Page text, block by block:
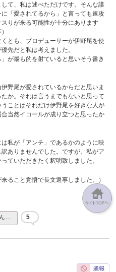
て、私は述べただけです。そんな誰
「愛されてるから」と言っても速攻
りが来る可能性が十分にあります
とも、プロデューサーが伊野尾を使
先だと私は考えました。
が最も的を射ていると思いそう書き
野尾が愛されているからだと思いま
か。それは言うまでもないと思って
ことはそれだけ伊野尾を好きな人が
当然イコールが成り立つと思ったか
私が「アンチ」であるかのように映
ありませんでした。ですが、私がア
ていただきたく釈明致しました。
ること覚悟で長文返事しました。）
… 5